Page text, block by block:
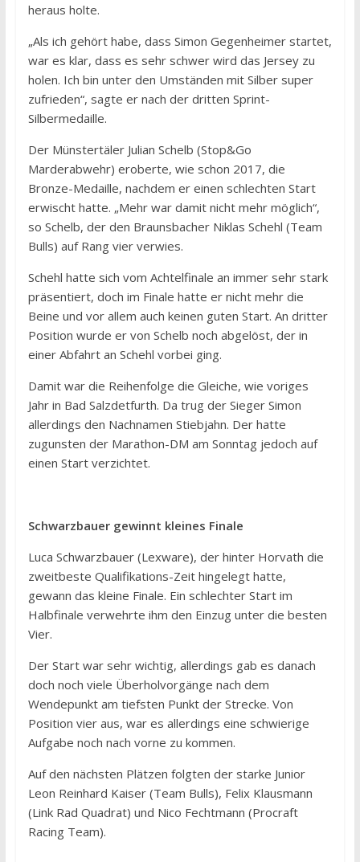
heraus holte.
„Als ich gehört habe, dass Simon Gegenheimer startet,
war es klar, dass es sehr schwer wird das Jersey zu
holen. Ich bin unter den Umständen mit Silber super
zufrieden“, sagte er nach der dritten Sprint-
Silbermedaille.
Der Münstertäler Julian Schelb (Stop&Go
Marderabwehr) eroberte, wie schon 2017, die
Bronze-Medaille, nachdem er einen schlechten Start
erwischt hatte. „Mehr war damit nicht mehr möglich“,
so Schelb, der den Braunsbacher Niklas Schehl (Team
Bulls) auf Rang vier verwies.
Schehl hatte sich vom Achtelfinale an immer sehr stark
präsentiert, doch im Finale hatte er nicht mehr die
Beine und vor allem auch keinen guten Start. An dritter
Position wurde er von Schelb noch abgelöst, der in
einer Abfahrt an Schehl vorbei ging.
Damit war die Reihenfolge die Gleiche, wie voriges
Jahr in Bad Salzdetfurth. Da trug der Sieger Simon
allerdings den Nachnamen Stiebjahn. Der hatte
zugunsten der Marathon-DM am Sonntag jedoch auf
einen Start verzichtet.
Schwarzbauer gewinnt kleines Finale
Luca Schwarzbauer (Lexware), der hinter Horvath die
zweitbeste Qualifikations-Zeit hingelegt hatte,
gewann das kleine Finale. Ein schlechter Start im
Halbfinale verwehrte ihm den Einzug unter die besten
Vier.
Der Start war sehr wichtig, allerdings gab es danach
doch noch viele Überholvorgänge nach dem
Wendepunkt am tiefsten Punkt der Strecke. Von
Position vier aus, war es allerdings eine schwierige
Aufgabe noch nach vorne zu kommen.
Auf den nächsten Plätzen folgten der starke Junior
Leon Reinhard Kaiser (Team Bulls), Felix Klausmann
(Link Rad Quadrat) und Nico Fechtmann (Procraft
Racing Team).